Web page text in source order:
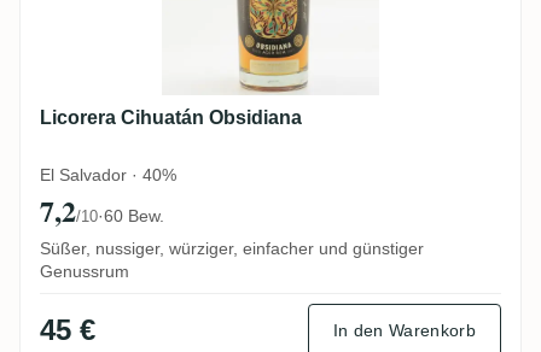
Licorera Cihuatán Obsidiana
El Salvador · 40%
7,2/10·60 Bew.
Süßer, nussiger, würziger, einfacher und günstiger
Genussrum
45 € In den Warenkorb